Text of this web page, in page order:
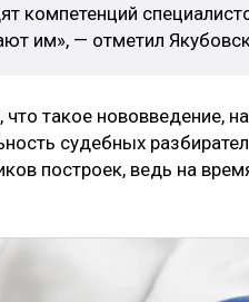
компетенций
им», — отметил
что такое нововведение,
судебных
построек, ведь на